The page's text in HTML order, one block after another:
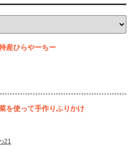
産ひらやーちー
を使って⼿作りふりかけ
21